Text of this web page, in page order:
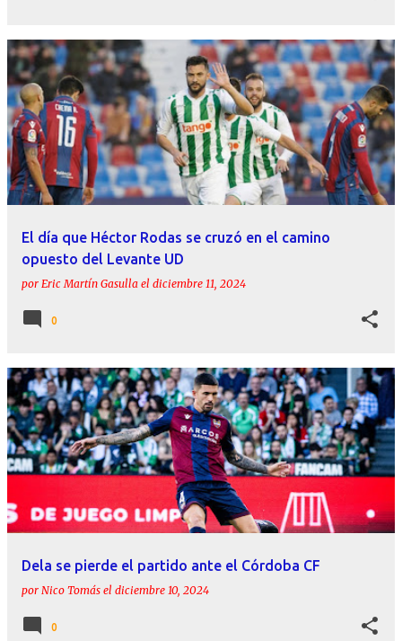
El día que Héctor Rodas se cruzó en el camino
opuesto del Levante UD
por Eric Martín Gasulla el diciembre 11, 2024
0
Dela se pierde el partido ante el Córdoba CF
por Nico Tomás el diciembre 10, 2024
0